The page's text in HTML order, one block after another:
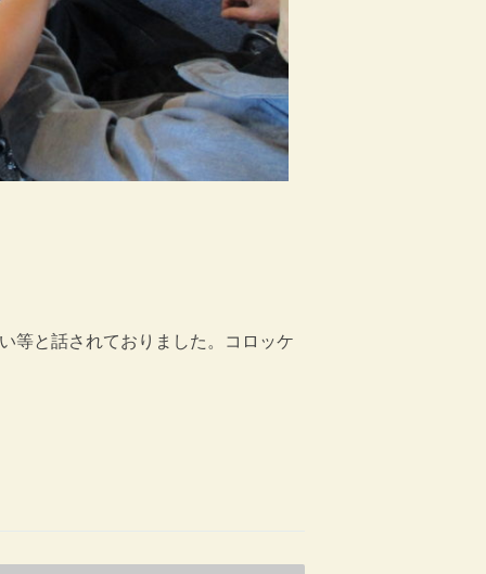
等と話されておりました。コロッケ